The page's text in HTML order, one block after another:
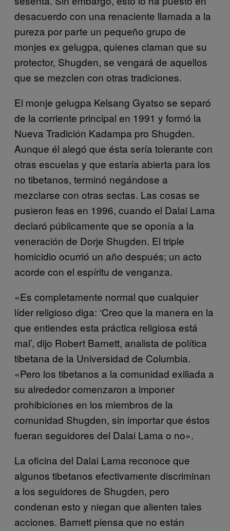
desacuerdo con una renaciente llamada a la
pureza por parte un pequeño grupo de
monjes ex gelugpa, quienes claman que su
protector, Shugden, se vengará de aquellos
que se mezclen con otras tradiciones.
El monje gelugpa Kelsang Gyatso se separó
de la corriente principal en 1991 y formó la
Nueva Tradición Kadampa pro Shugden.
Aunque él alegó que ésta sería tolerante con
otras escuelas y que estaría abierta para los
no tibetanos, terminó negándose a
mezclarse con otras sectas. Las cosas se
pusieron feas en 1996, cuando el Dalai Lama
declaró públicamente que se oponía a la
veneración de Dorje Shugden. El triple
homicidio ocurrió un año después; un acto
acorde con el espíritu de venganza.
«Es completamente normal que cualquier
líder religioso diga: ‘Creo que la manera en la
que entiendes esta práctica religiosa está
mal’, dijo Robert Barnett, analista de política
tibetana de la Universidad de Columbia.
«Pero los tibetanos a la comunidad exiliada a
su alrededor comenzaron a imponer
prohibiciones en los miembros de la
comunidad Shugden, sin importar que éstos
fueran seguidores del Dalai Lama o no».
La oficina del Dalai Lama reconoce que
algunos tibetanos efectivamente discriminan
a los seguidores de Shugden, pero
condenan esto y niegan que alienten tales
acciones. Barnett piensa que no están